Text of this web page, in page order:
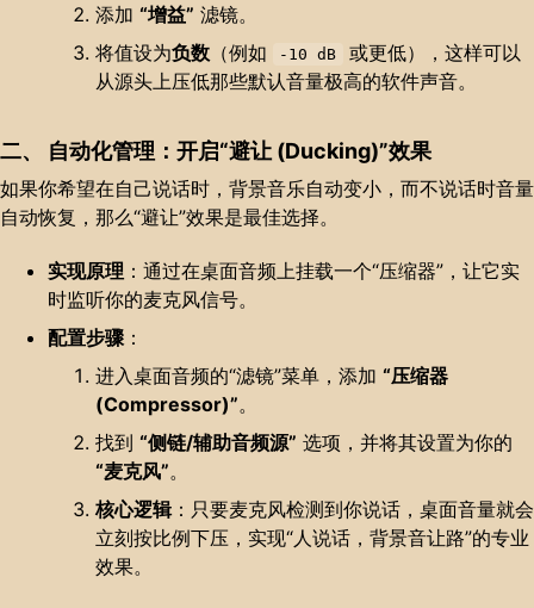
添加 “增益” 滤镜。
将值设为负数 （例如 -10 dB
或更低），这样可以
从源头上压低那些默认音量极高的软件声音。
二、 自动化管理：开启“避让 (Ducking)”效果
如果你希望在自己说话时，背景音乐自动变小，而不说话时音量
自动恢复，那么“避让”效果是最佳选择。
实现原理 ：通过在桌面音频上挂载一个“压缩器”，让它实
时监听你的麦克风信号。
配置步骤 ：
进入桌面音频的“滤镜”菜单，添加 “压缩器
(Compressor)”。
找到 “侧链/辅助音频源” 选项，并将其设置为你的
“麦克风”。
核心逻辑：只要麦克风检测到你说话，桌面音量就会
立刻按比例下压，实现“人说话，背景音让路”的专业
效果。